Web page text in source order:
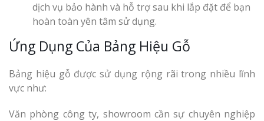
dịch vụ bảo hành và hỗ trợ sau khi lắp đặt để bạn
hoàn toàn yên tâm sử dụng.
Ứng Dụng Của Bảng Hiệu Gỗ
Bảng hiệu gỗ được sử dụng rộng rãi trong nhiều lĩnh
vực như:
Văn phòng công ty, showroom cần sự chuyên nghiệp
Làm Hộp